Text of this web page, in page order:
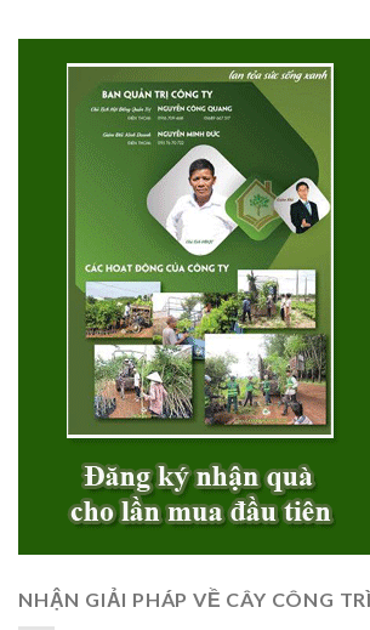
NHẬN GIẢI PHÁP VỀ CÂY CÔNG